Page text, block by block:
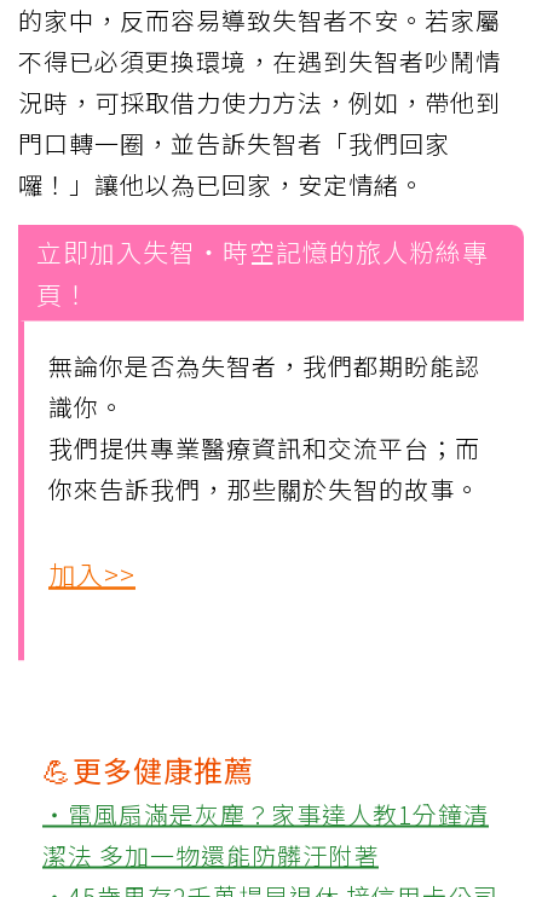
的家中，反而容易導致失智者不安。若家屬
不得已必須更換環境，在遇到失智者吵鬧情
況時，可採取借力使力方法，例如，帶他到
門口轉一圈，並告訴失智者「我們回家
囉！」讓他以為已回家，安定情緒。
立即加入失智・時空記憶的旅人粉絲專
頁！
無論你是否為失智者，我們都期盼能認
識你。
我們提供專業醫療資訊和交流平台；而
你來告訴我們，那些關於失智的故事。
加入>>
💪更多健康推薦
‧電風扇滿是灰塵？家事達人教1分鐘清
潔法 多加一物還能防髒汙附著